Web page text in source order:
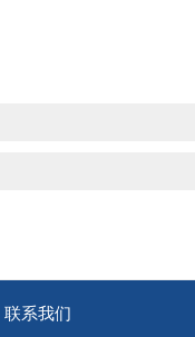
联系我们